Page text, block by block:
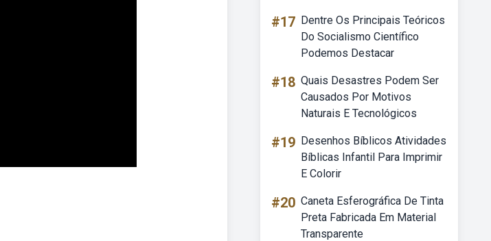
#17 Dentre Os Principais Teóricos
Do Socialismo Científico
Podemos Destacar
#18 Quais Desastres Podem Ser
Causados Por Motivos
Naturais E Tecnológicos
#19 Desenhos Bíblicos Atividades
Bíblicas Infantil Para Imprimir
E Colorir
#20 Caneta Esferográfica De Tinta
Preta Fabricada Em Material
Transparente